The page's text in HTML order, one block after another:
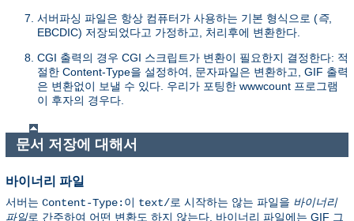
서버파싱 파일은 항상 컴퓨터가 사용하는 기본 형식으로 (즉,
EBCDIC) 저장되었다고 가정하고, 처리후에 변환한다.
CGI 출력의 경우 CGI 스크립트가 변환이 필요한지 결정한다: 적
절한 Content-Type을 설정하여, 문자파일은 변환하고, GIF 출력
은 변환없이 보낼 수 있다. 우리가 포팅한 wwwcount 프로그램
이 후자의 경우다.
문서 저장에 대해서
바이너리 파일
서버는 Content-Type: 이 text/로 시작하는 않는 파일을 바이너리
파일로 간주하여 어떤 변환도 하지 않는다. 바이너리 파일에는 GIF 그